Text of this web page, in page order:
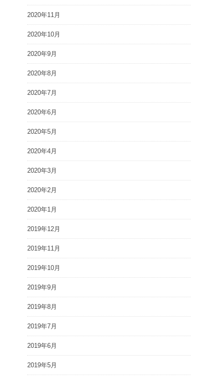
2020年11月
2020年10月
2020年9月
2020年8月
2020年7月
2020年6月
2020年5月
2020年4月
2020年3月
2020年2月
2020年1月
2019年12月
2019年11月
2019年10月
2019年9月
2019年8月
2019年7月
2019年6月
2019年5月